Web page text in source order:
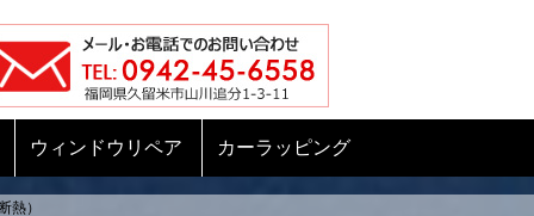
ウィンドウリペア カーラッピング
熱）